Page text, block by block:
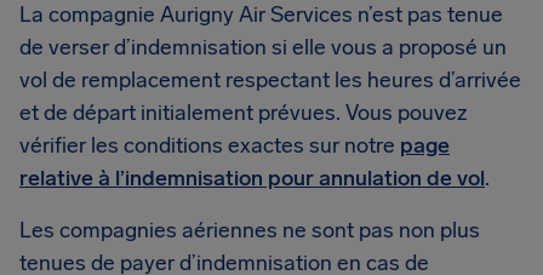
La compagnie Aurigny Air Services n’est pas tenue
de verser d’indemnisation si elle vous a proposé un
vol de remplacement respectant les heures d’arrivée
et de départ initialement prévues. Vous pouvez
vérifier les conditions exactes sur notre page
relative à l’indemnisation pour annulation de vol.
Les compagnies aériennes ne sont pas non plus
tenues de payer d’indemnisation en cas de